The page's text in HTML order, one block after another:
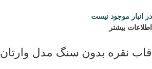
در انبار موجود نیست
اطلاعات بیشتر
قاب نقره بدون سنگ مدل وارتان